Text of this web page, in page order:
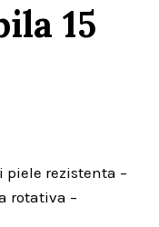
15
piele rezistenta –
rotativa –